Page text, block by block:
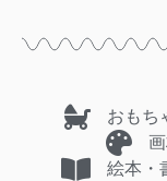
おもち
絵本・